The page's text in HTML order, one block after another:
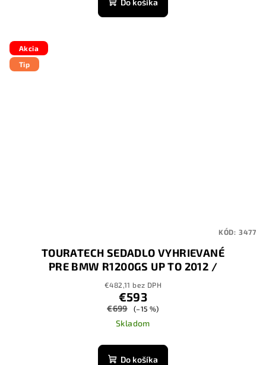
Do košíka
Akcia
Tip
TOURATECH SEDADLO VYHRIEVANÉ
PRE BMW R1200GS UP TO 2012 /
R1200GS ADVENTURE UP TO 2013
€482,11 bez DPH
€593
€699 (–15 %)
Skladom
Do košíka
KÓD: 3477